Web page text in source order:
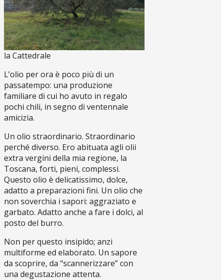
la Cattedrale
L’olio per ora è poco più di un
passatempo: una produzione
familiare di cui ho avuto in regalo
pochi chili, in segno di ventennale
amicizia.
Un olio straordinario. Straordinario
perché diverso. Ero abituata agli olii
extra vergini della mia regione, la
Toscana, forti, pieni, complessi.
Questo olio è delicatissimo, dolce,
adatto a preparazioni fini. Un olio che
non soverchia i sapori: aggraziato e
garbato. Adatto anche a fare i dolci, al
posto del burro.
Non per questo insipido; anzi
multiforme ed elaborato. Un sapore
da scoprire, da “scannerizzare” con
una degustazione attenta.